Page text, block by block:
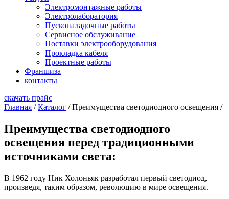
Электромонтажные работы
Электролаборатория
Пусконаладочные работы
Сервисное обслуживание
Поставки электрооборудования
Прокладка кабеля
Проектные работы
Франшиза
контакты
скачать прайс
Главная / Каталог / Преимущества светодиодного освещения /
Преимущества светодиодного
освещения перед традиционными
источниками света:
В 1962 году Ник Холоньяк разработал первый светодиод,
произведя, таким образом, революцию в мире освещения.